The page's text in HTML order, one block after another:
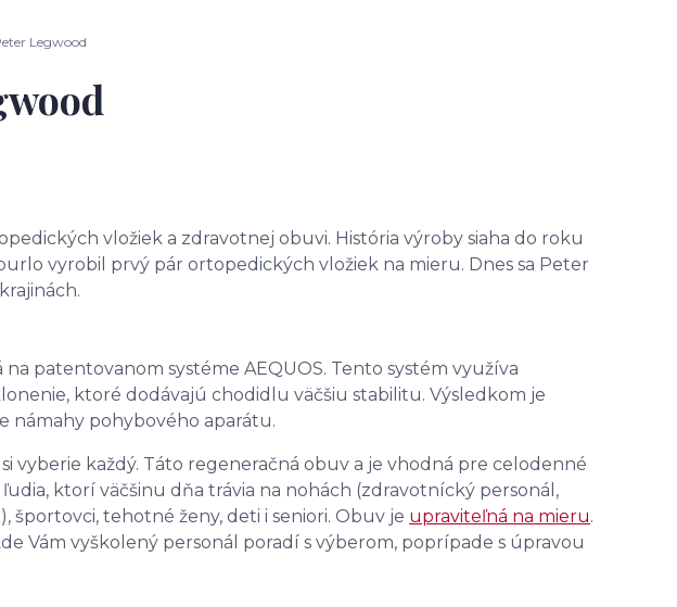
Legwood
vložiek a zdravotnej obuvi. História výroby siaha do roku
vyrobil prvý pár ortopedických vložiek na mieru. Dnes sa Peter
patentovanom systéme AEQUOS. Tento systém využíva
ktoré dodávajú chodidlu väčšiu stabilitu. Výsledkom je
námahy pohybového aparátu.
vyberie každý. Táto regeneračná obuv a je vhodná pre celodenné
ktorí väčšinu dňa trávia na nohách (zdravotnícký personál,
športovci, tehotné ženy, deti i seniori. Obuv je upraviteľná na mieru.
Vám vyškolený personál poradí s výberom, poprípade s úpravou